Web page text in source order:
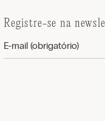
Registre-se na